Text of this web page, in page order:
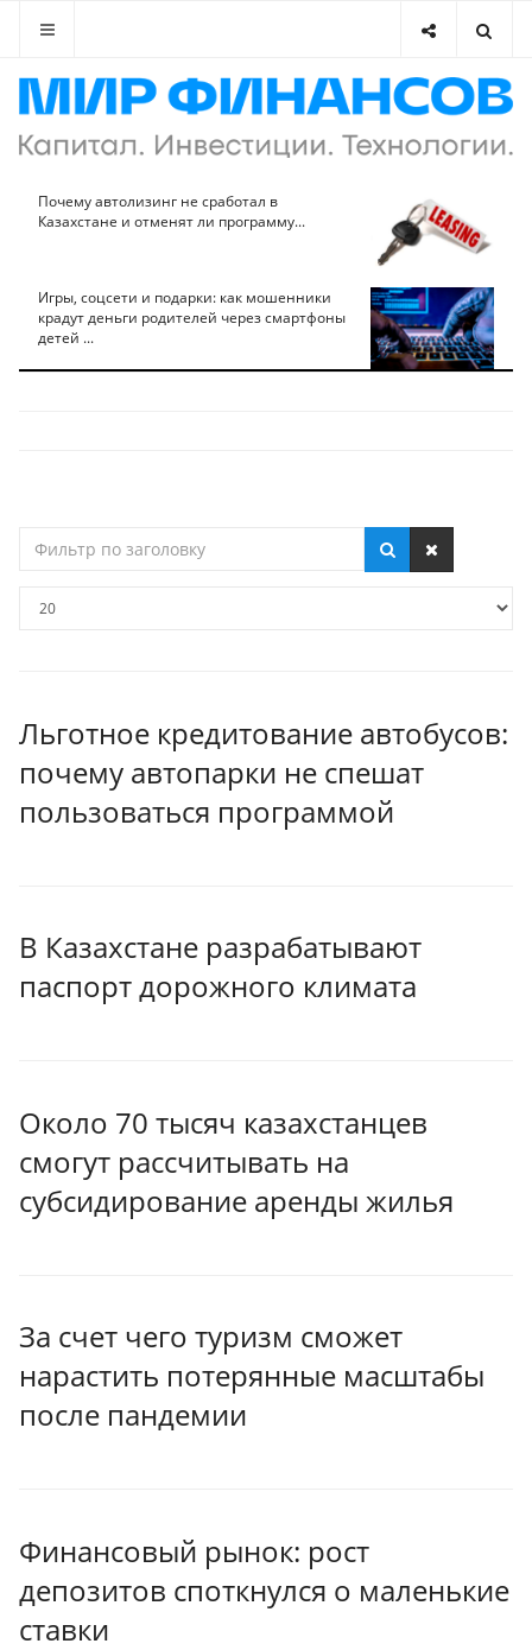
Почему автолизинг не сработал в
Казахстане и отменят ли программу...
Игры, соцсети и подарки: как мошенники
крадут деньги родителей через смартфоны
детей ...
по
Льготное кредитование автобусов:
почему автопарки не спешат
пользоваться программой
В Казахстане разрабатывают
паспорт дорожного климата
Около 70 тысяч казахстанцев
смогут рассчитывать на
субсидирование аренды жилья
За счет чего туризм сможет
нарастить потерянные масштабы
после пандемии
Финансовый рынок: рост
депозитов споткнулся о маленькие
ставки